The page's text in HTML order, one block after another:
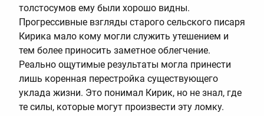
толстосумов ему были хорошо видны.
Прогрессивные взгляды старого сельского писаря
Кирика мало кому могли служить утешением и
тем более приносить заметное облегчение.
Реально ощутимые результаты могла принести
лишь коренная перестройка существующего
уклада жизни. Это понимал Кирик, но не знал, где
те силы, которые могут произвести эту ломку.